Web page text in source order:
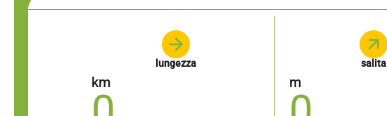
lungezza
km
salita
m